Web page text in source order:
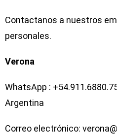
Contactanos a nuestros
personales.
Verona
WhatsApp :
Argentina
Correo electrónico: